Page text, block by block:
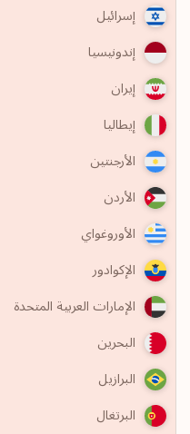
إسرائيل
إندونيسيا
إيران
إيطاليا
الأرجنتين
الأردن
الأوروغواي
الإكوادور
الإمارات العربية المتحدة
البحرين
البرازيل
البرتغال